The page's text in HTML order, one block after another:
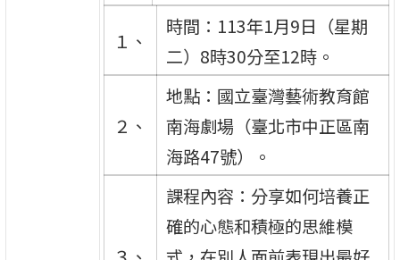
１、
時間：113年1月9日（星期
二）8時30分至12時。
２、
地點：國立臺灣藝術教育館
南海劇場（臺北市中正區南
海路47號）。
課程內容：分享如何培養正
確的心態和積極的思維模